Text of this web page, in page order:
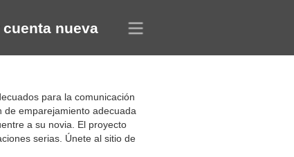
cuenta nueva
para la comunicación
de emparejamiento adecuada
a su novia. El proyecto
serias. Únete al sitio de